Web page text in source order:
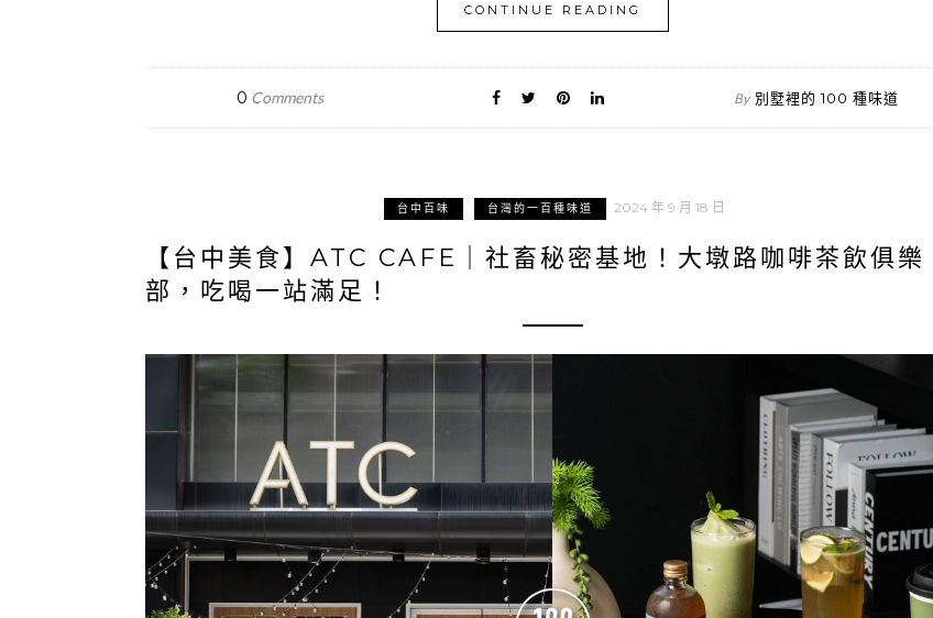
CONTINUE READING
0 Comments By 別墅裡的 100 種味道
台中百味 台灣的一百種味道 2024 年 9 月 18 日
【台中美食】ATC CAFE｜社畜秘密基地！大墩路咖啡茶飲俱樂
部，吃喝一站滿足！